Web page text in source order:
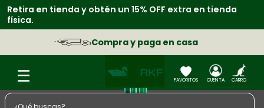
en tienda
Suscríbete en nuestro newsletter y
Retira en tienda
¿Qué buscas?